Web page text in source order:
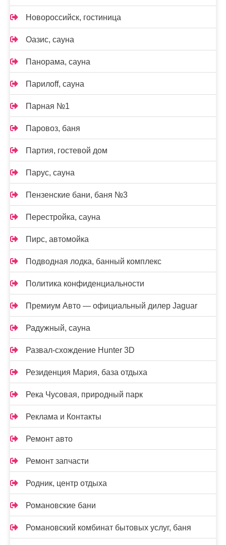
Новороссийск, гостиница
Оазис, сауна
Панорама, сауна
Парилоff, сауна
Парная №1
Паровоз, баня
Партия, гостевой дом
Парус, сауна
Пензенские бани, баня №3
Перестройка, сауна
Пирс, автомойка
Подводная лодка, банный комплекс
Политика конфиденциальности
Премиум Авто — официальный дилер Jaguar
Радужный, сауна
Развал-схождение Hunter 3D
Резиденция Мария, база отдыха
Река Чусовая, природный парк
Реклама и Контакты
Ремонт авто
Ремонт запчасти
Родник, центр отдыха
Романовские бани
Романовский комбинат бытовых услуг, баня